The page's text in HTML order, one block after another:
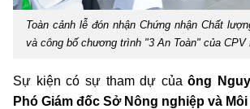
Toàn cảnh lễ đón nhận Chứng nhận Chất
và công bố chương trình "3 An Toàn" của CPV
Sự kiện có sự tham dự củaông
Phó Giám đốc Sở Nông nghiệp và